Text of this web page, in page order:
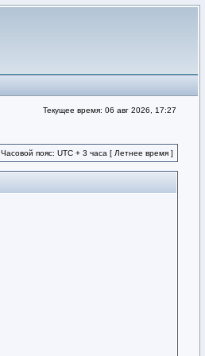
Текущее время: 06 авг 2026, 17:27
Часовой пояс: UTC + 3 часа [ Летнее время ]